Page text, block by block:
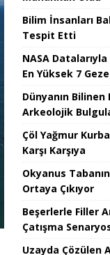
Bilim İnsanları
Tespit Etti
NASA
En Yüksek 7
Dünyanın Bilinen
Arkeolojik
Çöl Yağmur
Karşı Karşıya
Okyanus
Ortaya Çıkıyor
Beşerlerle Filler
Çatışma
Uzayda Çözülen